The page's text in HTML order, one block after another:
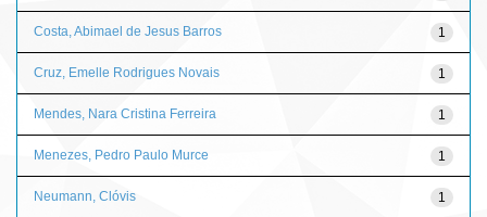
1
Costa, Abimael de Jesus Barros
1
Cruz, Emelle Rodrigues Novais
1
Mendes, Nara Cristina Ferreira
1
Menezes, Pedro Paulo Murce
1
Neumann, Clóvis